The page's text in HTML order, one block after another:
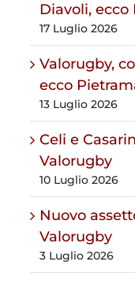
Diavoli,
17 Luglio 2026
Valorugby,
ecco
13 Luglio 2026
Celi e
Valorugby
10 Luglio 2026
Nuovo
Valorugby
3 Luglio 2026